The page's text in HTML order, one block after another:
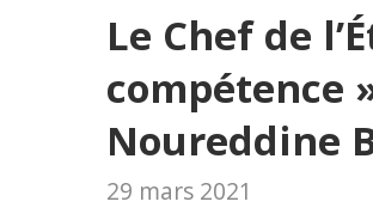
Le Chef de
compétence
Noureddine
29 mars 2021